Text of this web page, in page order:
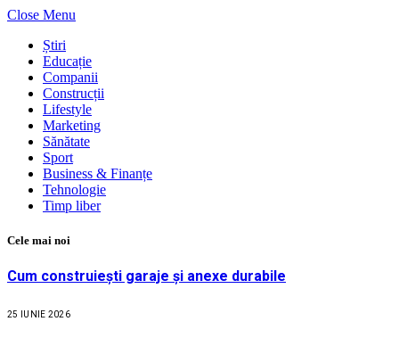
Close Menu
Știri
Educație
Companii
Construcții
Lifestyle
Marketing
Sănătate
Sport
Business & Finanțe
Tehnologie
Timp liber
Cele mai noi
Cum construiești garaje și anexe durabile
25 IUNIE 2026